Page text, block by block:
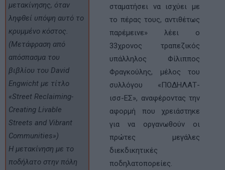
μετακίνησης, όταν
ληφθεί υπόψη αυτό το
κρυμμένο κόστος.
(Μετάφραση από
απόσπασμα του
βιβλίου του David
Engwicht με τίτλο
«Street Reclaiming-
Creating Livable
Streets and Vibrant
Communities»)
Η μετακίνηση με το
ποδήλατο στην πόλη
σταματήσει να ισχύει με
το πέρας τους, αντιθέτως
παρέμεινε» λέει ο
33χρονος τραπεζικός
υπάλληλος Φίλιππος
Φραγκούλης, μέλος του
συλλόγου «ΠΟΔΗΛΑΤ-
ισσ-ΕΣ», αναφέροντας την
αφορμή που χρειάστηκε
για να οργανωθούν οι
πρώτες μεγάλες
διεκδικητικές
ποδηλατοπορείες.